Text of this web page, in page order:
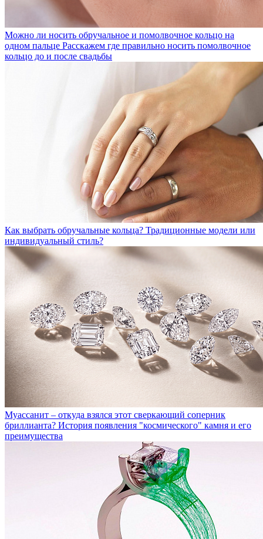
Можно ли носить обручальное и помолвочное кольцо на
одном пальце Расскажем где правильно носить помолвочное
кольцо до и после свадьбы
Как выбрать обручальные кольца? Традиционные модели или
индивидуальный стиль?
Муассанит – откуда взялся этот сверкающий соперник
бриллианта? История появления "космического" камня и его
преимущества